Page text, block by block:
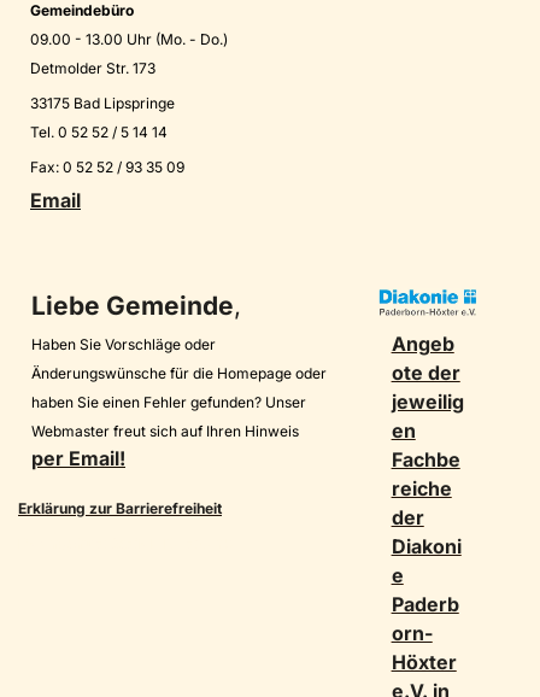
Gemeindebüro
09.00 - 13.00 Uhr (Mo. - Do.)
Detmolder Str. 173
33175 Bad Lipspringe
Tel. 0 52 52 / 5 14 14
Fax: 0 52 52 / 93 35 09
Email
Liebe Gemeinde,
Haben Sie Vorschläge oder
Änderungswünsche für die Homepage oder
haben Sie einen Fehler gefunden? Unser
Webmaster freut sich auf Ihren Hinweis
per Email!
Erklärung zur Barrierefreiheit
Angeb
ote der
jeweilig
en
Fachbe
reiche
der
Diakoni
e
Paderb
orn-
Höxter
e.V. in